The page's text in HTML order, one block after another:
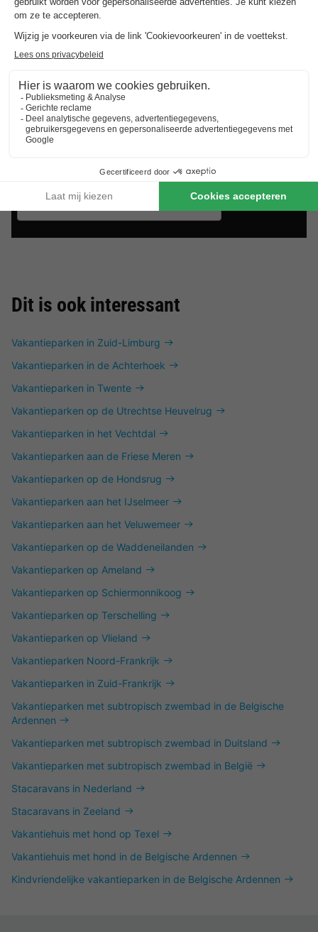
Landal Travemünde
Sleeswijk-holstein,Travemunde
8.1 Zeer goed
nachten, Vanaf
-26% € 139
Dit is ook interessant
Vakantieparken in Zuid-Limburg
Vakantieparken in de Achterhoek
Vakantieparken in Twente
Vakantieparken op de Utrechtse Heuvelrug
Vakantieparken in het Vechtdal
Vakantieparken aan de Friese Meren
Vakantieparken op de Hondsrug
Vakantieparken aan het IJselmeer
Vakantieparken aan het Veluwemeer
Vakantieparken op de Waddeneilanden
Vakantieparken op Ameland
Vakantieparken op Schiermonnikoog
Vakantieparken op Terschelling
Vakantieparken op Vlieland
Vakantieparken Noord-Frankrijk
Vakantieparken in Zuid-Frankrijk
Vakantieparken met subtropisch zwembad in de Belgische
Ardennen
Vakantieparken met subtropisch zwembad in Duitsland
Vakantieparken met subtropisch zwembad in België
Stacaravans in Nederland
Stacaravans in Zeeland
Vakantiehuis met hond op Texel
Vakantiehuis met hond in de Belgische Ardennen
Kindvriendelijke vakantieparken in de Belgische Ardennen